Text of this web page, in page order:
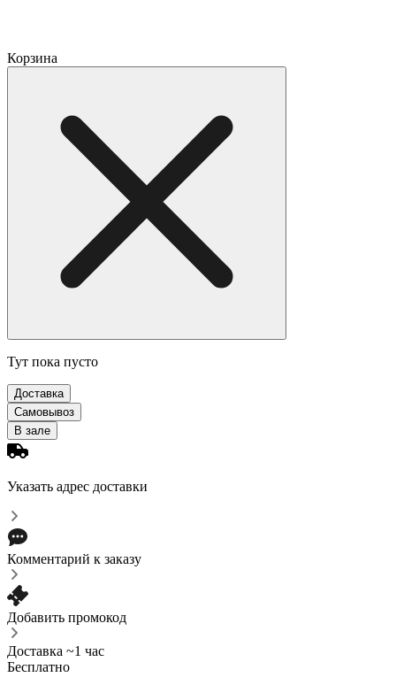
Корзина
Тут пока пусто
Доставка
Самовывоз
В зале
Указать адрес доставки
Комментарий к заказу
Добавить промокод
Доставка ~1 час
Бесплатно